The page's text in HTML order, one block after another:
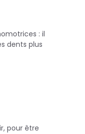
: il
dents plus
pour être